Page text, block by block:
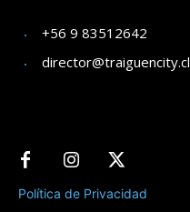
+56 9 83512642
director@traiguencity.cl
Política de Privacidad